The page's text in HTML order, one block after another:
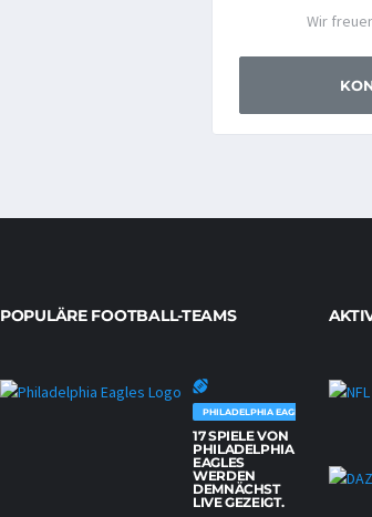
Wir
POPULÄRE FOOTBALL-TEAMS
PHILADELPHIA EAGLES
17 SPIELE VON
PHILADELPHIA
EAGLES
WERDEN
DEMNÄCHST
LIVE GEZEIGT.